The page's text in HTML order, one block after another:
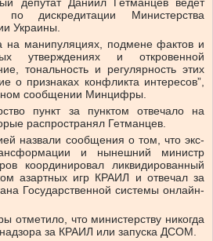
депутат Даниил Гетманцев ведет
дискредитации Министерства
Украины.
на манипуляциях, подмене фактов и
утверждениях и откровенной
тональность и регулярность этих
о признаках конфликта интересов”,
сообщении Минцифры.
пункт за пунктом отвечало на
распространял Гетманцев.
назвали сообщения о том, что экс-
и нынешний министр
координировал ликвидированный
азартных игр КРАИЛ и отвечал за
Государственной системы онлайн-
отметило, что министерству никогда
за КРАИЛ или запуска ДСОМ.